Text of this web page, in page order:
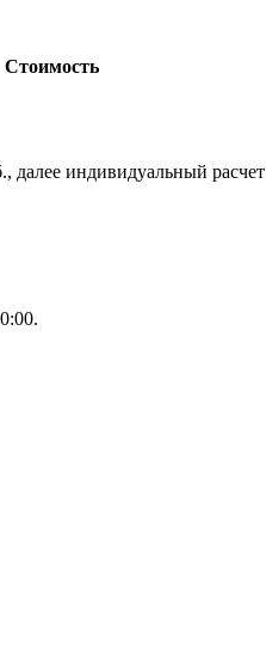
Стоимость
далее индивидуальный расчет